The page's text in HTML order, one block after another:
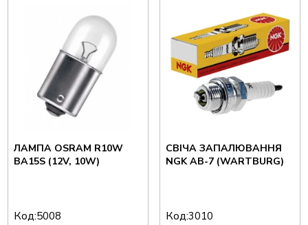
ЛАМПА OSRAM R10W
BA15S (12V, 10W)
Код:5008
СВІЧА ЗАПАЛЮВАННЯ
NGK AB-7 (WARTBURG)
Код:3010